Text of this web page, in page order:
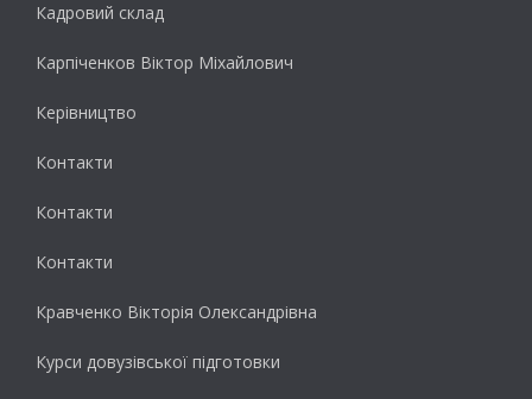
Кадровий склад
Карпіченков Віктор Міхайлович
Керівництво
Контакти
Контакти
Контакти
Кравченко Вікторія Олександрівна
Курси довузівської підготовки